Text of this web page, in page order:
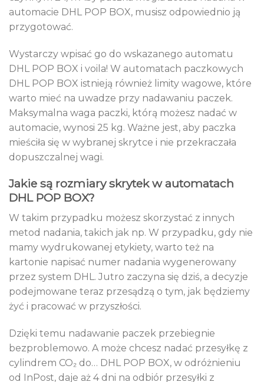
automacie DHL POP BOX, musisz odpowiednio ją
przygotować.
Wystarczy wpisać go do wskazanego automatu
DHL POP BOX i voila! W automatach paczkowych
DHL POP BOX istnieją również limity wagowe, które
warto mieć na uwadze przy nadawaniu paczek.
Maksymalna waga paczki, którą możesz nadać w
automacie, wynosi 25 kg. Ważne jest, aby paczka
mieściła się w wybranej skrytce i nie przekraczała
dopuszczalnej wagi.
Jakie są rozmiary skrytek w automatach
DHL POP BOX?
W takim przypadku możesz skorzystać z innych
metod nadania, takich jak np. W przypadku, gdy nie
mamy wydrukowanej etykiety, warto też na
kartonie napisać numer nadania wygenerowany
przez system DHL. Jutro zaczyna się dziś, a decyzje
podejmowane teraz przesądzą o tym, jak będziemy
żyć i pracować w przyszłości.
Dzięki temu nadawanie paczek przebiegnie
bezproblemowo. A może chcesz nadać przesyłkę z
cylindrem CO₂ do… DHL POP BOX, w odróżnieniu
od InPost, daje aż 4 dni na odbiór przesyłki z